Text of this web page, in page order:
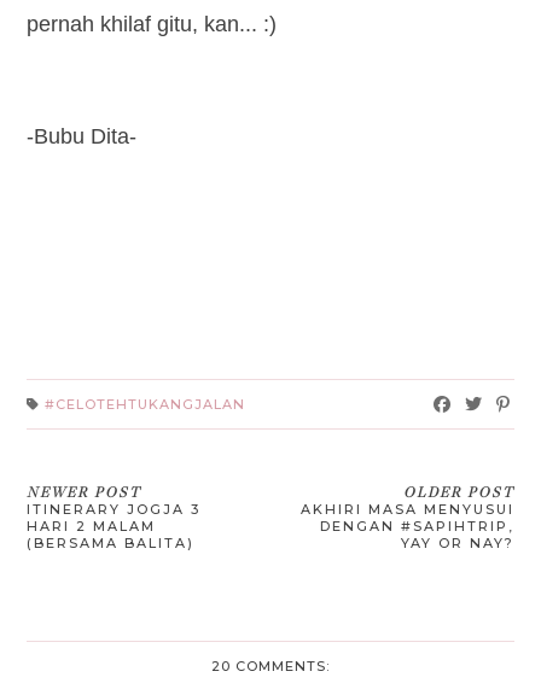
pernah khilaf gitu, kan... :)
-Bubu Dita-
#CELOTEHTUKANGJALAN
NEWER POST
ITINERARY JOGJA 3
HARI 2 MALAM
(BERSAMA BALITA)
OLDER POST
AKHIRI MASA MENYUSUI
DENGAN #SAPIHTRIP,
YAY OR NAY?
20 COMMENTS: